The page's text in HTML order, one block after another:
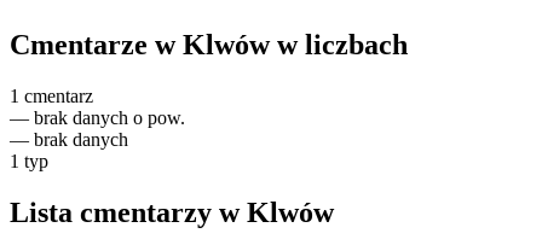
+
Cmentarze w Klwów w liczbach
1 cmentarz
— brak danych o pow.
— brak danych
1 typ
Lista cmentarzy w Klwów